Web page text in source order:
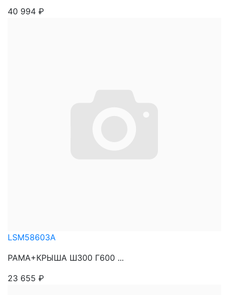
40 994 ₽
LSM58603A
РАМА+КРЫША Ш300 Г600 ...
23 655 ₽